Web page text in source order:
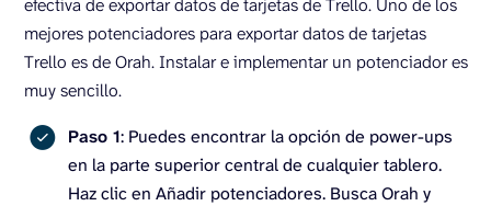
mejores potenciadores para exportar datos de tarjetas
Trello es de Orah. Instalar e implementar un potenciador es
muy sencillo.
Paso 1: Puedes encontrar la opción de power-ups
en la parte superior central de cualquier tablero.
Haz clic en Añadir potenciadores. Busca Orah y